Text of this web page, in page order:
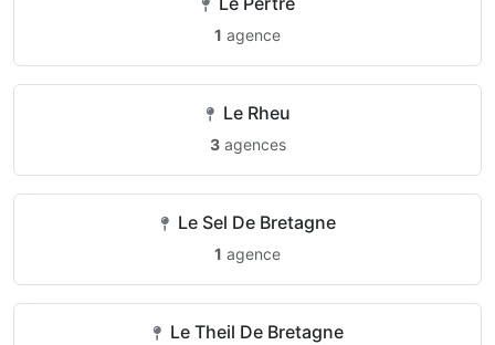
1 agence
Le Rheu
3agences
Le Sel De Bretagne
1 agence
Le Theil De Bretagne